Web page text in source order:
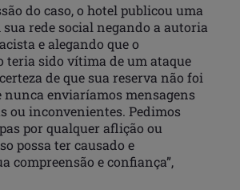
do caso, o hotel publicou uma
rede social negando a autoria
e alegando que o
teria sido vítima de um ataque
de que sua reserva não foi
nunca enviaríamos mensagens
ou inconvenientes. Pedimos
por qualquer aflição ou
possa ter causado e
compreensão e confiança”,